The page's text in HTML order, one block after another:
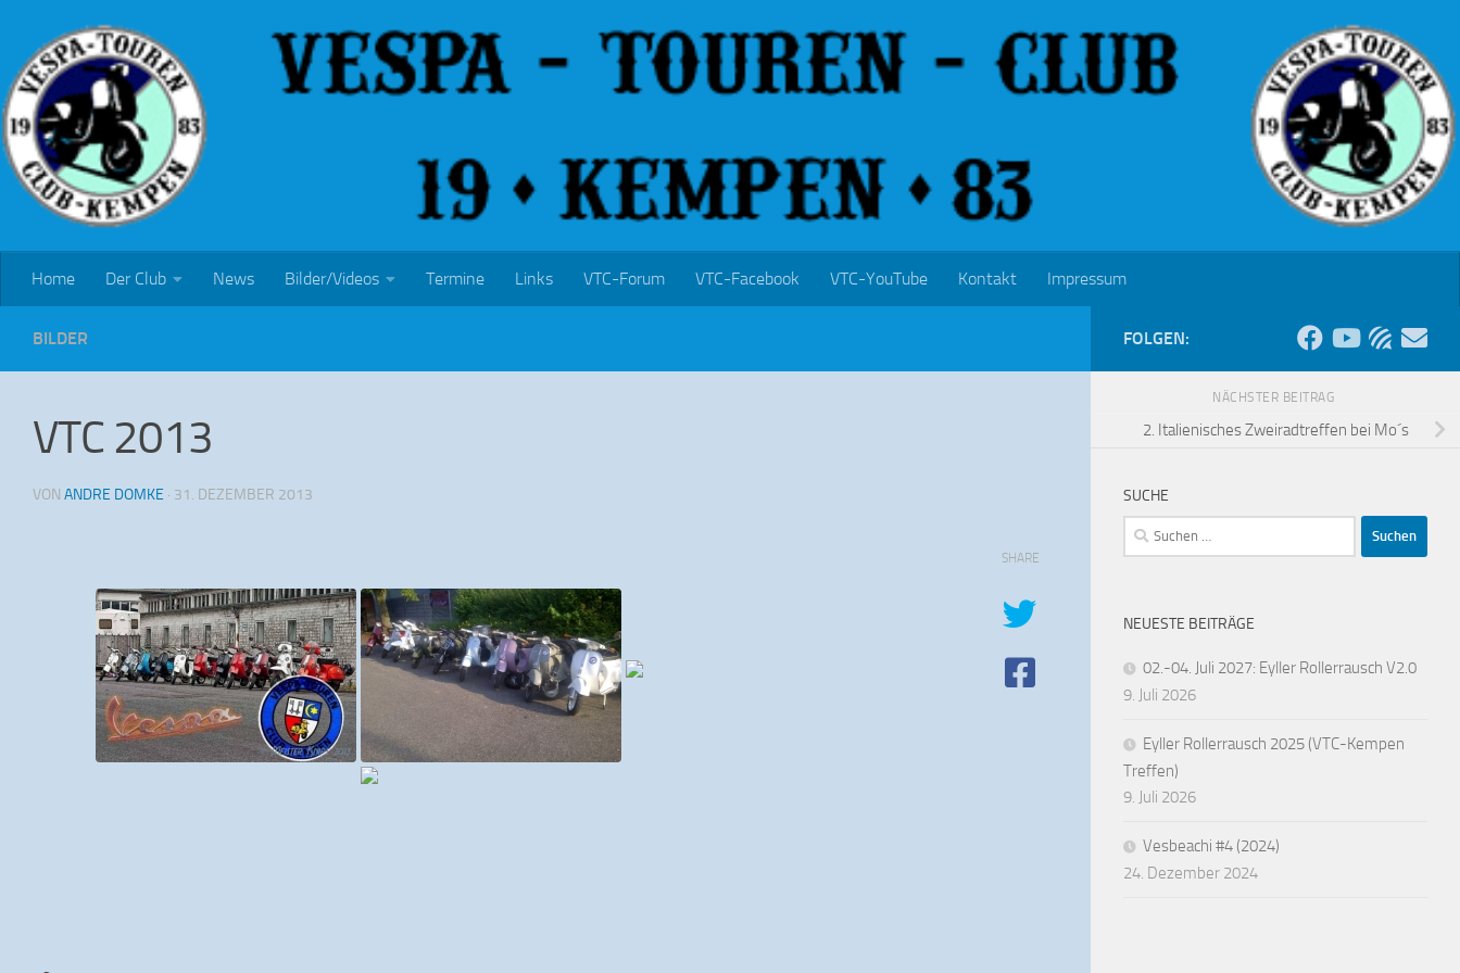
Zum Inhalt springen
Home Der Club News Bilder/Videos Termine Links VTC-Forum VTC-Facebook VTC-YouTube Kontakt Impressum
BILDER
VTC 2013
VON ANDRE DOMKE · 31. DEZEMBER 2013
SHARE
FOLGEN:
NÄCHSTER BEITRAG
2. Italienisches Zweiradtreffen bei Mo´s
SUCHE
Suchen
nach:
NEUESTE BEITRÄGE
02.-04. Juli 2027: Eyller Rollerrausch V2.0
9. Juli 2026
Eyller Rollerrausch 2025 (VTC-Kempen
Treffen)
9. Juli 2026
Vesbeachi #4 (2024)
24. Dezember 2024